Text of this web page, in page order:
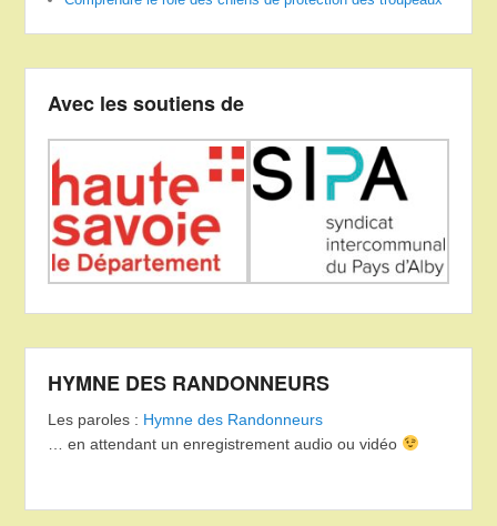
Avec les soutiens de
HYMNE DES RANDONNEURS
Les paroles : Hymne des Randonneurs
… en attendant un enregistrement audio ou vidéo